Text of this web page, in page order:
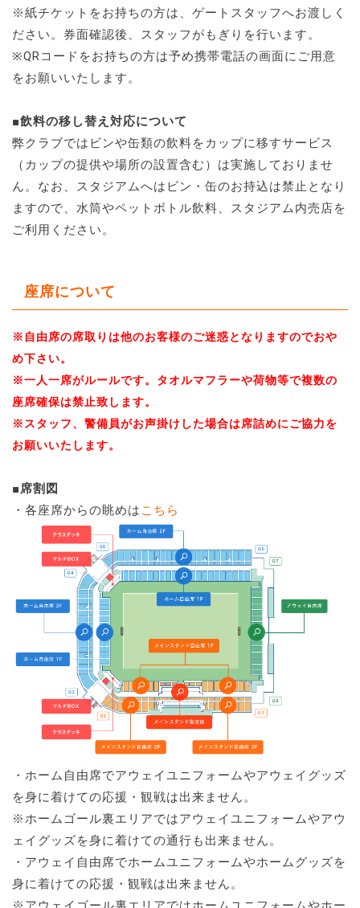
※紙チケットをお持ちの方は、ゲートスタッフへお渡しく
ださい。券面確認後、スタッフがもぎりを行います。
※QRコードをお持ちの方は予め携帯電話の画面にご用意
をお願いいたします。
■飲料の移し替え対応について
弊クラブではビンや缶類の飲料をカップに移すサービス
（カップの提供や場所の設置含む）は実施しておりませ
ん。なお、スタジアムへはビン・缶のお持込は禁止となり
ますので、水筒やペットボトル飲料、スタジアム内売店を
ご利用ください。
座席について
※自由席の席取りは他のお客様のご迷惑となりますのでおや
め下さい。
※一人一席がルールです。タオルマフラーや荷物等で複数の
座席確保は禁止致します。
※スタッフ、警備員がお声掛けした場合は席詰めにご協力を
お願いいたします。
■席割図
・各座席からの眺めは こちら
・ホーム自由席でアウェイユニフォームやアウェイグッズ
を身に着けての応援・観戦は出来ません。
※ホームゴール裏エリアではアウェイユニフォームやアウ
ェイグッズを身に着けての通行も出来ません。
・アウェイ自由席でホームユニフォームやホームグッズを
身に着けての応援・観戦は出来ません。